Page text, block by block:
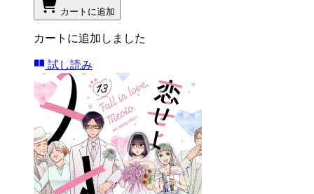
カートに追加
カートに追加しました
試し読み